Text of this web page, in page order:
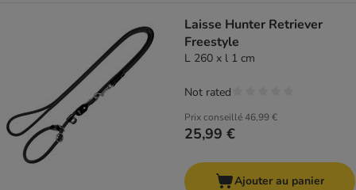
Laisse Hunter Retriever
Freestyle
L 260 x l 1 cm
Prix conseillé46,99 €
25,99 €
Not rated
Ajouter au panier